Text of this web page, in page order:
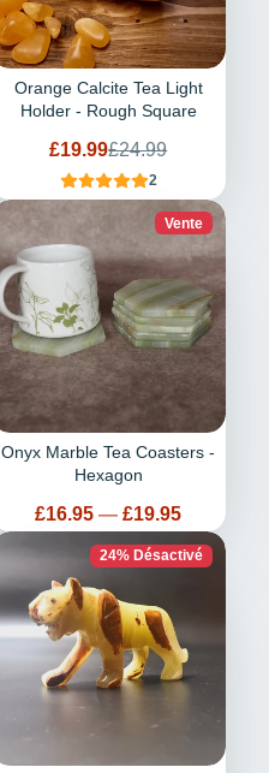
Orange Calcite Tea Light
Holder - Rough Square
Prix
de
vente
£19.99Prix
habituel
£24.99
2
Vente
Onyx Marble Tea Coasters -
Hexagon
Prix
£16.95 — £19.95
24% Désactivé